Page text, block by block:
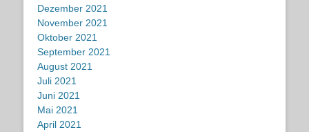
Dezember 2021
November 2021
Oktober 2021
September 2021
August 2021
Juli 2021
Juni 2021
Mai 2021
April 2021